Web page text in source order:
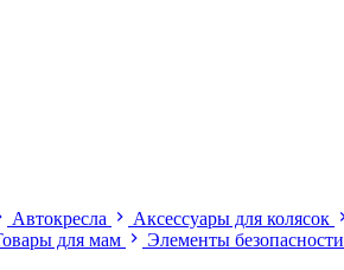
Автокресла Аксессуары для колясок
для мам Элементы безопасности